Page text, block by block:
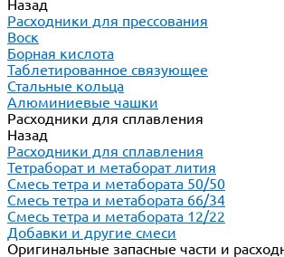
Назад
Расходники для прессования
Воск
Борная кислота
Таблетированное связующее
Стальные кольца
Алюминиевые чашки
Расходники для сплавления
Назад
Расходники для сплавления
Тетраборат и метаборат лития
Смесь тетра и метабората 50/50
Смесь тетра и метабората 66/34
Смесь тетра и метабората 12/22
Добавки и другие смеси
Оригинальные запасные части и